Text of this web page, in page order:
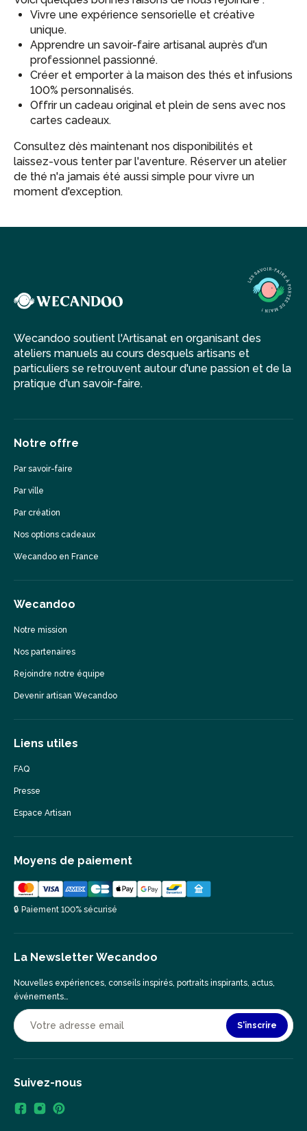
Vivre une expérience sensorielle et créative
unique.
Apprendre un savoir-faire artisanal auprès d'un
professionnel passionné.
Créer et emporter à la maison des thés et infusions
100% personnalisés.
Offrir un cadeau original et plein de sens avec nos
cartes cadeaux.
Consultez dès maintenant nos disponibilités et
laissez-vous tenter par l'aventure. Réserver un atelier
de thé n'a jamais été aussi simple pour vivre un
moment d'exception.
Wecandoo soutient l'Artisanat en organisant des
ateliers manuels au cours desquels artisans et
particuliers se retrouvent autour d'une passion et de la
pratique d'un savoir-faire.
Notre offre
Par savoir-faire
Par ville
Par création
Nos options cadeaux
Wecandoo en France
Wecandoo
Notre mission
Nos partenaires
Rejoindre notre équipe
Devenir artisan Wecandoo
Liens utiles
FAQ
Presse
Espace Artisan
Moyens de paiement
🔒 Paiement 100% sécurisé
La Newsletter Wecandoo
Nouvelles expériences, conseils inspirés, portraits inspirants, actus,
événements…
S'inscrire
Suivez-nous